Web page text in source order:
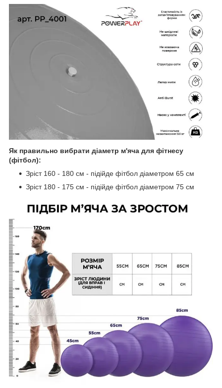
Як правильно вибрати діаметр м'яча для фітнесу
(фітбол):
Зріст 160 - 180 см - підійде фітбол діаметром 65 см
Зріст 180 - 175 см - підійде фітбол діаметром 75 см